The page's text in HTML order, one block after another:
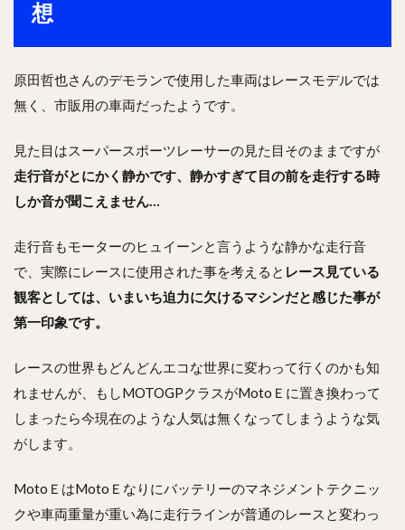
想
原田哲也さんのデモランで使用した車両はレースモデルでは
無く、市販用の車両だったようです。
見た目はスーパースポーツレーサーの見た目そのままですが
走行音がとにかく静かです、静かすぎて目の前を走行する時
しか音が聞こえません…
走行音もモーターのヒュイーンと言うような静かな走行音
で、実際にレースに使用された事を考えると レース見ている
観客としては、いまいち迫力に欠けるマシンだと感じた事が
第一印象です。
レースの世界もどんどんエコな世界に変わって行くのかも知
れませんが、もしMOTOGPクラスがMotoＥに置き換わって
しまったら今現在のような人気は無くなってしまうような気
がします。
MotoＥはMotoＥなりにバッテリーのマネジメントテクニッ
クや車両重量が重い為に走行ラインが普通のレースと変わっ